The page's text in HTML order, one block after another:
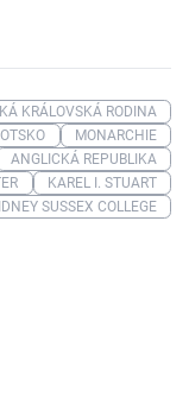
KRÁLOVSKÁ RODINA
MONARCHIE
ANGLICKÁ REPUBLIKA
KAREL I. STUART
SUSSEX COLLEGE